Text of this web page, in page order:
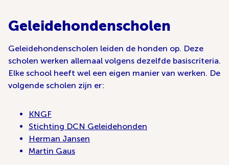
Geleidehondenscholen
Geleidehondenscholen leiden de honden op. Deze
scholen werken allemaal volgens dezelfde basiscriteria.
Elke school heeft wel een eigen manier van werken. De
volgende scholen zijn er:
KNGF
Stichting DCN Geleidehonden
Herman Jansen
Martin Gaus